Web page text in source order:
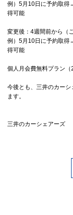
例）5月10日に予約取得
得可能
変更後：4週間前から（
例）5月10日に予約取得
得可能
個人月会費無料プラン（
今後とも、三井のカー
ます。
三井のカーシェアーズ